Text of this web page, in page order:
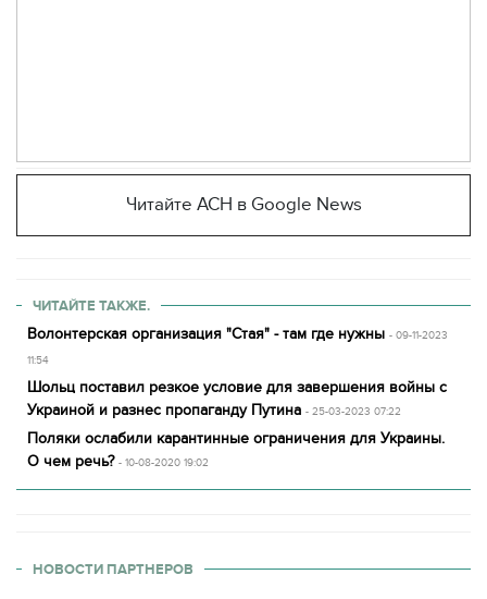
Читайте АСН в Google News
ЧИТАЙТЕ ТАКЖЕ.
Волонтерская организация "Стая" - там где нужны - 09-11-2023
11:54
Шольц поставил резкое условие для завершения войны с
Украиной и разнес пропаганду Путина - 25-03-2023 07:22
Поляки ослабили карантинные ограничения для Украины.
О чем речь? - 10-08-2020 19:02
НОВОСТИ ПАРТНЕРОВ